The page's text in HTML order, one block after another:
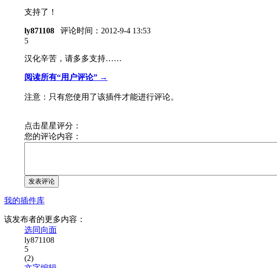
支持了！
ly871108 评论时间： 2012-9-4 13:53
5
汉化辛苦，请多多支持……
阅读所有“用户评论” →
注意：只有您使用了该插件才能进行评论。
点击星星评分：
您的评论内容：
发表评论
我的插件库
该发布者的更多内容：
选同向面
ly871108
5
(2)